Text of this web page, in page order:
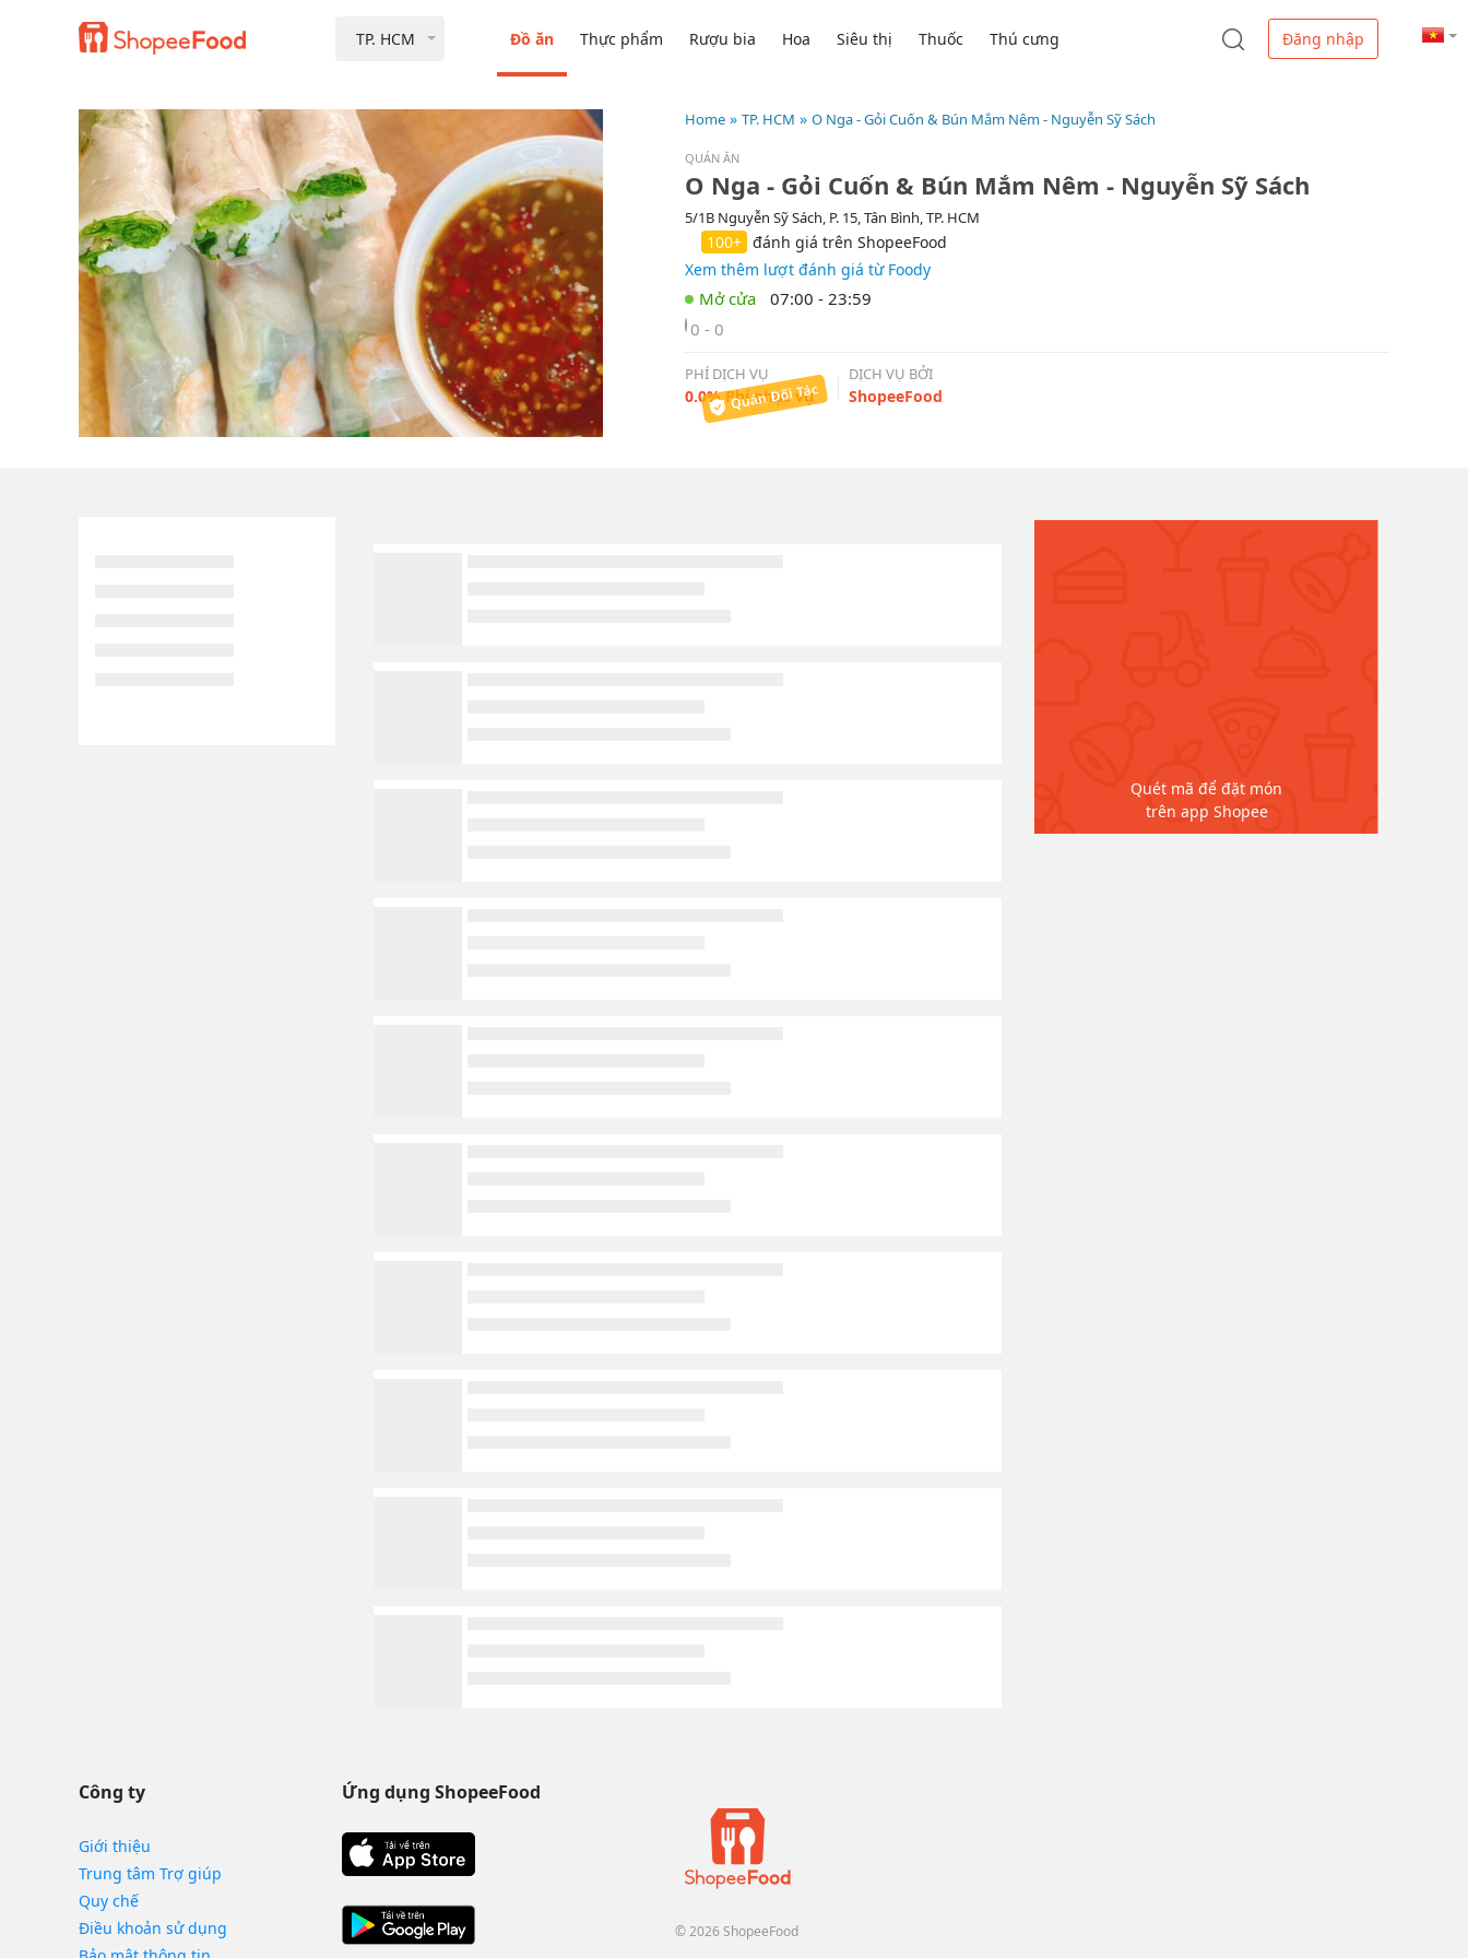
TP. HCM Đồ ăn Thực phẩm Rượu bia Hoa Siêu thị Thuốc Thú cưng Đăng nhập
Home TP. HCM O Nga - Gỏi Cuốn & Bún Mắm Nêm - Nguyễn Sỹ Sách
QUÁN ĂN
O Nga - Gỏi Cuốn & Bún Mắm Nêm - Nguyễn Sỹ Sách
5/1B Nguyễn Sỹ Sách, P. 15, Tân Bình, TP. HCM
100+ đánh giá trên ShopeeFood
Xem thêm lượt đánh giá từ Foody
07:00 - 23:59
0 - 0
PHÍ DỊCH VỤ
0.0% Phí phục vụ
DỊCH VỤ BỞI
ShopeeFood
Quét mã để đặt món
trên app Shopee
Công ty
Giới thiệu
Trung tâm Trợ giúp
Quy chế
Điều khoản sử dụng
Ứng dụng ShopeeFood
© 2026 ShopeeFood